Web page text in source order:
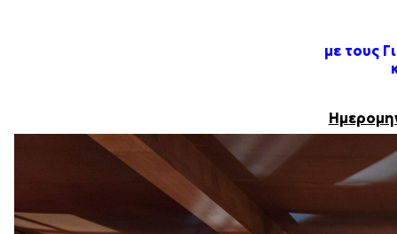
με τους